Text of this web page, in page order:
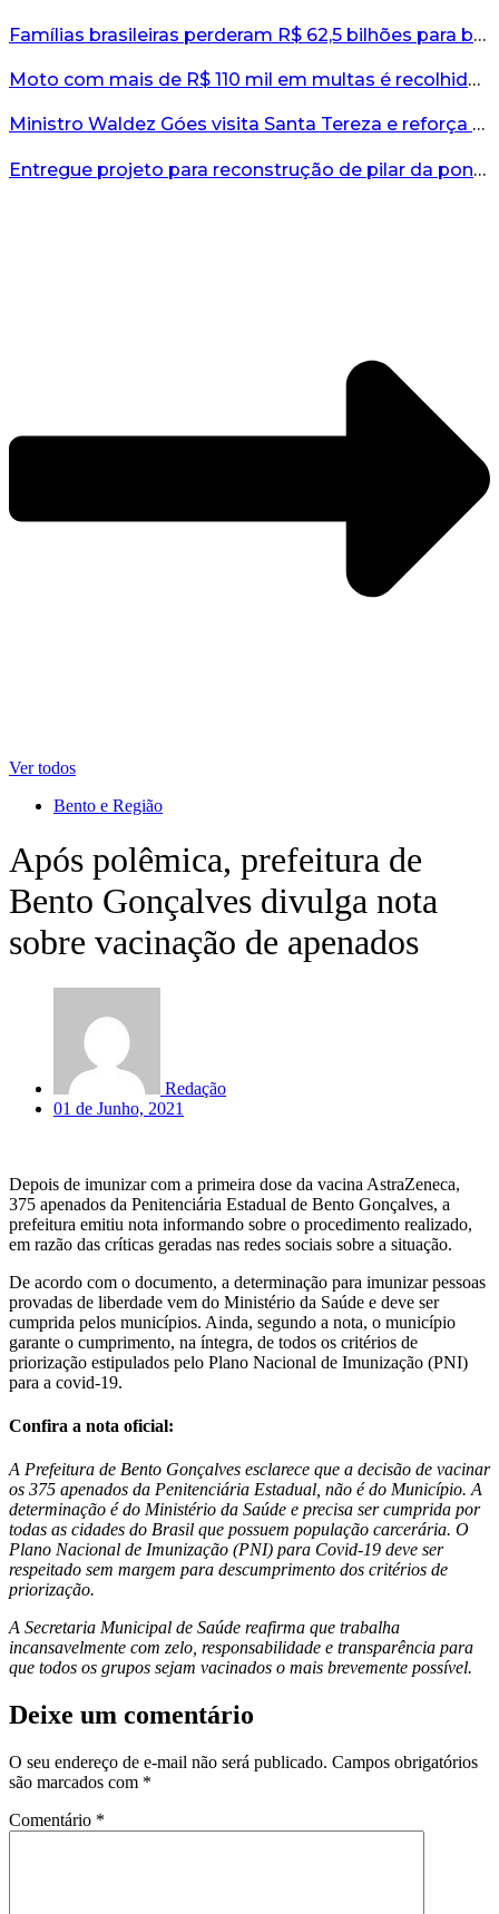
Famílias brasileiras perderam R$ 62,5 bilhões para bets em 2025, diz estudo...
Moto com mais de R$ 110 mil em multas é recolhida no interior do RS...
Ministro Waldez Góes visita Santa Tereza e reforça apoio federal à reconstrução do município...
Entregue projeto para reconstrução de pilar da ponte entre Encantado e Muçum...
Ver todos
Bento e Região
Após polêmica, prefeitura de
Bento Gonçalves divulga nota
sobre vacinação de apenados
Redação
01 de Junho, 2021
Depois de imunizar com a primeira dose da vacina AstraZeneca,
375 apenados da Penitenciária Estadual de Bento Gonçalves, a
prefeitura emitiu nota informando sobre o procedimento realizado,
em razão das críticas geradas nas redes sociais sobre a situação.
De acordo com o documento, a determinação para imunizar pessoas
provadas de liberdade vem do Ministério da Saúde e deve ser
cumprida pelos municípios. Ainda, segundo a nota, o município
garante o cumprimento, na íntegra, de todos os critérios de
priorização estipulados pelo Plano Nacional de Imunização (PNI)
para a covid-19.
Confira a nota oficial:
A Prefeitura de Bento Gonçalves esclarece que a decisão de vacinar
os 375 apenados da Penitenciária Estadual, não é do Município. A
determinação é do Ministério da Saúde e precisa ser cumprida por
todas as cidades do Brasil que possuem população carcerária. O
Plano Nacional de Imunização (PNI) para Covid-19 deve ser
respeitado sem margem para descumprimento dos critérios de
priorização.
A Secretaria Municipal de Saúde reafirma que trabalha
incansavelmente com zelo, responsabilidade e transparência para
que todos os grupos sejam vacinados o mais brevemente possível.
Deixe um comentário
O seu endereço de e-mail não será publicado. Campos obrigatórios
são marcados com *
Comentário *